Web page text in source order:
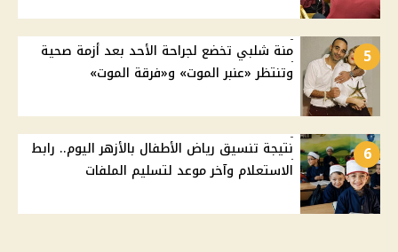
5
منة شلبي تخضع لجراحة الأحد بعد أزمة صحية
وتنتظر «عنبر الموت» و«فرقة الموت»
6
نتيجة تنسيق رياض الأطفال بالأزهر اليوم.. رابط
الاستعلام وآخر موعد لتسليم الملفات